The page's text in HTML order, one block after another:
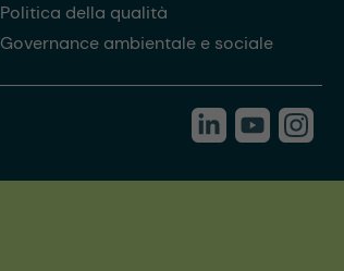
Politica della qualità
Governance ambientale e sociale